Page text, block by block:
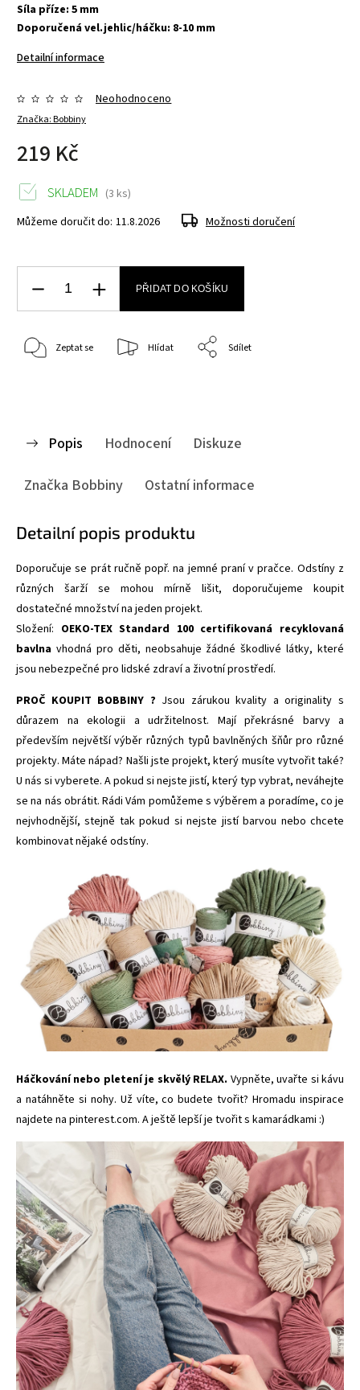
Síla příze: 5 mm
Doporučená vel.jehlic/háčku: 8-10 mm
Detailní informace
Značka:Bobbiny
Neohodnoceno
219 Kč
SKLADEM (3 ks)
Můžeme doručit do: 11.8.2026 Možnosti doručení
PŘIDAT DO KOŠÍKU
Zeptat se Hlídat Sdílet
Popis Hodnocení
Diskuze
Značka Bobbiny Ostatní informace
Detailní popis produktu
Doporučuje se prát ručně popř. na jemné praní v pračce. Odstíny z
různých šarží se mohou mírně lišit, doporučujeme koupit
dostatečné množství na jeden projekt.
Složení: OEKO-TEX Standard 100 certifikovaná recyklovaná
bavlna vhodná pro děti, neobsahuje žádné škodlivé látky, které
jsou nebezpečné pro lidské zdraví a životní prostředí.
PROČ KOUPIT BOBBINY ? Jsou zárukou kvality a originality s
důrazem na ekologii a udržitelnost. Mají překrásné barvy a
především největší výběr různých typů bavlněných šňůr pro různé
projekty. Máte nápad? Našli jste projekt, který musíte vytvořit také?
U nás si vyberete. A pokud si nejste jistí, který typ vybrat, neváhejte
se na nás obrátit. Rádi Vám pomůžeme s výběrem a poradíme, co je
nejvhodnější, stejně tak pokud si nejste jistí barvou nebo chcete
kombinovat nějaké odstíny.
Háčkování nebo pletení je skvělý RELAX. Vypněte, uvařte si kávu
a natáhněte si nohy. Už víte, co budete tvořit? Hromadu inspirace
najdete na pinterest.com. A ještě lepší je tvořit s kamarádkami :)